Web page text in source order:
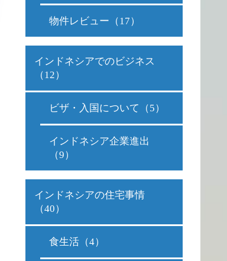
物件レビュー（17）
インドネシアでのビジネス
（12）
ビザ・入国について（5）
インドネシア企業進出
（9）
インドネシアの住宅事情
（40）
食生活（4）